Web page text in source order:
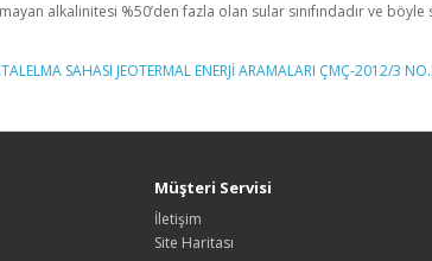
alkalinitesi %50’den fazla olan sular sınıfındadır ve
SAHASI JEOTERMAL ENERJİ ARAMALARI ÇMÇ-2012/3
Müşteri Servisi
İletişim
Site Haritası